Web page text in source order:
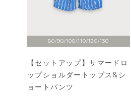
80/90/100/110/120/130
【セットアップ】サマードロ
ップショルダートップス&シ
ョートパンツ